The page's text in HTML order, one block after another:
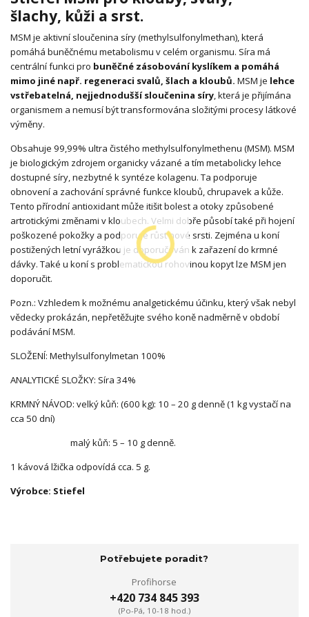
šlachy, kůži a srst.
MSM je aktivní sloučenina síry (methylsulfonylmethan), která
pomáhá buněčnému metabolismu v celém organismu. Síra má
centrální funkci pro buněčné zásobování kyslíkem a pomáhá
mimo jiné např. regeneraci svalů, šlach a kloubů. MSM je lehce
vstřebatelná, nejjednodušší sloučenina síry, která je přijímána
organismem a nemusí být transformována složitými procesy látkové
výměny.
Obsahuje 99,99% ultra čistého methylsulfonylmethenu (MSM). MSM
je biologickým zdrojem organicky vázané a tím metabolicky lehce
dostupné síry, nezbytné k syntéze kolagenu. Ta podporuje
obnovení a zachování správné funkce kloubů, chrupavek a kůže.
Tento přírodní antioxidant může itišit bolest a otoky způsobené
artrotickými změnami v kloubech. Velmi dobře působí také při hojení
poškozené pokožky a podporuje růst nové srsti. Zejména u koní
postižených letní vyrážkou je doporučován k zařazení do krmné
dávky. Také u koní s problematickou rohovinou kopyt lze MSM jen
doporučit.
Pozn.: Vzhledem k možnému analgetickému účinku, který však nebyl
vědecky prokázán, nepřetěžujte svého koně nadměrně v období
podávání MSM.
SLOŽENÍ: Methylsulfonylmetan 100%
ANALYTICKÉ SLOŽKY: Síra 34%
KRMNÝ NÁVOD: velký kůň: (600 kg): 10 – 20 g denně (1 kg vystačí na
cca 50 dní)
malý kůň: 5 – 10 g denně.
1 kávová lžička odpovídá cca. 5 g.
Výrobce: Stiefel
Potřebujete poradit?
Profihorse
+420 734 845 393
(Po-Pá, 10-18 hod.)